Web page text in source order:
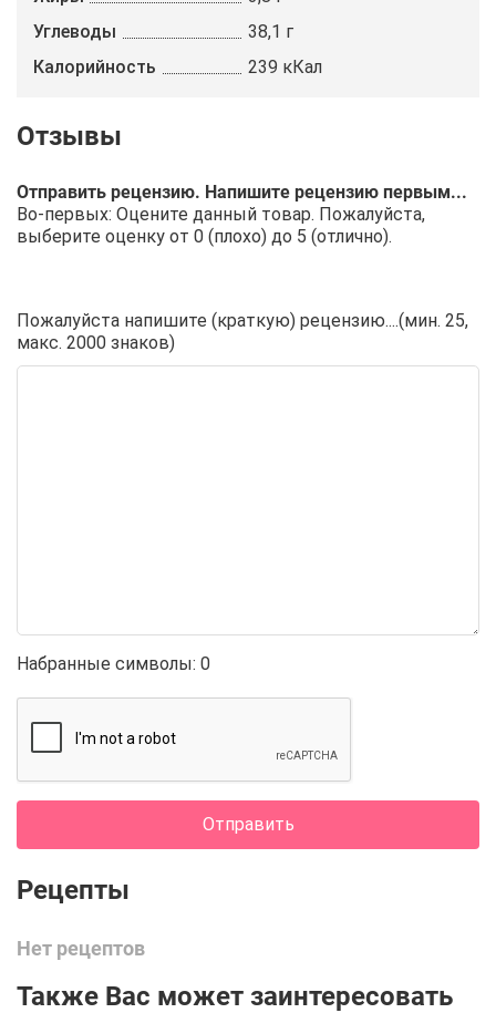
Углеводы
38,1 г
Калорийность
239 кКал
Отправить рецензию. Напишите рецензию первым...
Во-первых: Оцените данный товар. Пожалуйста,
выберите оценку от 0 (плохо) до 5 (отлично).
Пожалуйста напишите (краткую) рецензию....(мин. 25,
макс. 2000 знаков)
Набранные символы: 0
Отправить
Нет рецептов
Также Вас может заинтересовать